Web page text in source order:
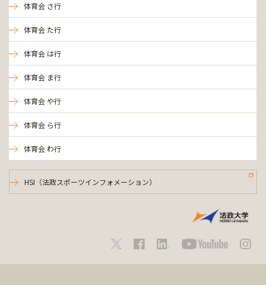
体育会 さ行
体育会 た行
体育会 は行
体育会 ま行
体育会 や行
体育会 ら行
体育会 わ行
HSI（法政スポーツインフォメーション）